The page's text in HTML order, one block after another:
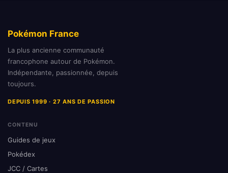
Pokémon France
La plus ancienne communauté
francophone autour de Pokémon.
Indépendante, passionnée, depuis
toujours.
DEPUIS 1999 · 27 ANS DE PASSION
CONTENU
Guides de jeux
Pokédex
JCC / Cartes